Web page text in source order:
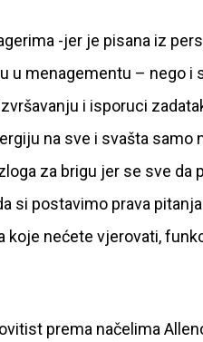
-jer je pisana iz
u menagementu – nego i
i isporuci
na sve i svašta samo
za brigu jer se sve
si postavimo prava
nećete vjerovati,
prema načelima